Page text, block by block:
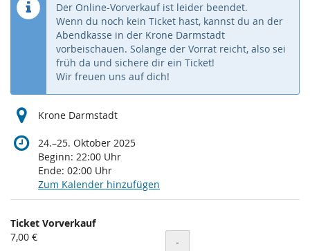
Der Online-Vorverkauf ist leider beendet.
Wenn du noch kein Ticket hast, kannst du an der
Abendkasse in der Krone Darmstadt
vorbeischauen. Solange der Vorrat reicht, also sei
früh da und sichere dir ein Ticket!
Wir freuen uns auf dich!
Krone Darmstadt
24.–bis
25. Oktober 2025
Beginn: 22:00 Uhr
Ende: 02:00 Uhr
Zum Kalender hinzufügen
Produkte
Unkategorisierte
Ticket Vorverkauf
7,00 €
Menge
-